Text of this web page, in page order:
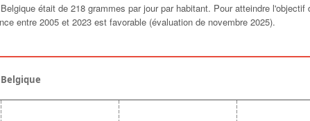
était de 218 grammes par jour par habitant. Pour atteindre l'objectif
entre 2005 et 2023 est favorable (évaluation de novembre 2025).